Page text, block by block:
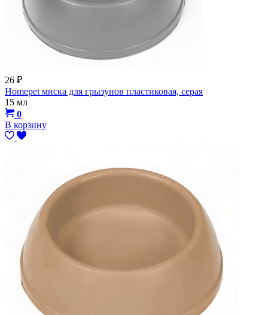
26 ₽
Homepet миска для грызунов пластиковая, серая
15 мл
0
В корзину